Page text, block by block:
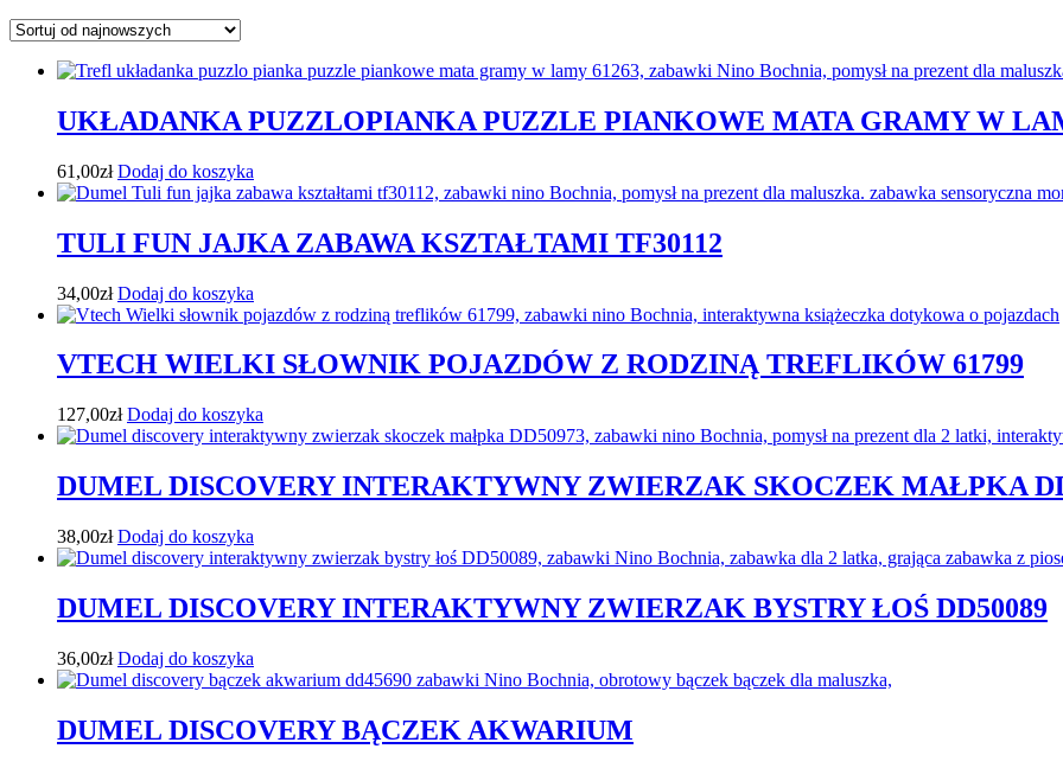
UKŁADANKA PUZZLOPIANKA PUZZLE PIANKOWE MATA GRAMY W
61,00zł Dodaj do koszyka
TULI FUN JAJKA ZABAWA KSZTAŁTAMI TF30112
34,00zł Dodaj do koszyka
VTECH WIELKI SŁOWNIK POJAZDÓW Z RODZINĄ TREFLIKÓW 61799
127,00zł Dodaj do koszyka
DUMEL DISCOVERY INTERAKTYWNY ZWIERZAK SKOCZEK MAŁPKA
38,00zł Dodaj do koszyka
DUMEL DISCOVERY INTERAKTYWNY ZWIERZAK BYSTRY ŁOŚ DD50089
36,00zł Dodaj do koszyka
DUMEL DISCOVERY BĄCZEK AKWARIUM